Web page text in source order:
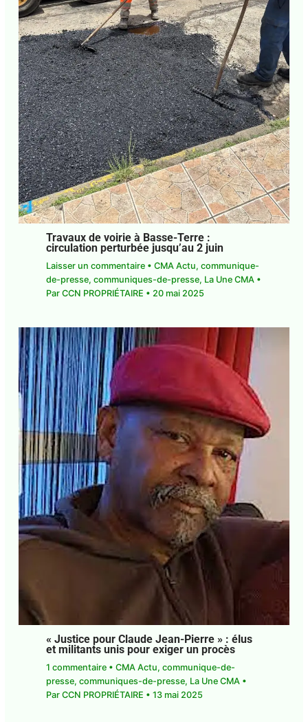
Travaux de voirie à Basse-Terre :
circulation perturbée jusqu’au 2 juin
Laisser un commentaire • CMA Actu, communique-
de-presse, communiques-de-presse, La Une CMA •
Par CCN PROPRIÉTAIRE • 20 mai 2025
« Justice pour Claude Jean-Pierre » : élus
et militants unis pour exiger un procès
1 commentaire • CMA Actu, communique-de-
presse, communiques-de-presse, La Une CMA •
Par CCN PROPRIÉTAIRE • 13 mai 2025